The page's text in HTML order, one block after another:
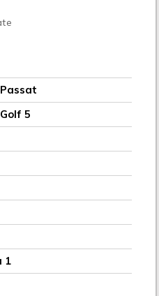
5
1